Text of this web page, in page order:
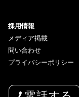
採用情報
メディア掲載
問い合わせ
プライバシーポリシー